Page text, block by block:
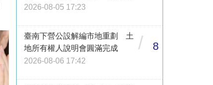
2026-08-05 17:23
臺南下營公設解編市地重劃 土
地所有權人說明會圓滿完成
2026-08-06 17:42
/ 8